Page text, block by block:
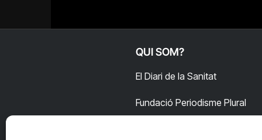
QUI SOM?
El Diari de la Sanitat
Fundació Periodisme Plural